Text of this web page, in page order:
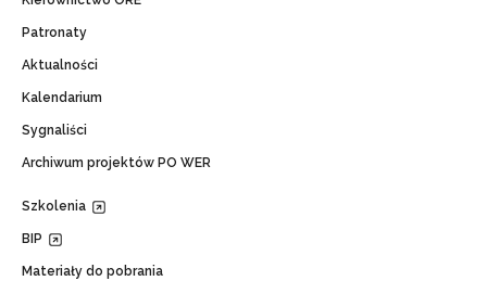
Patronaty
Aktualności
Kalendarium
Sygnaliści
Archiwum projektów PO WER
Szkolenia
BIP
Materiały do pobrania